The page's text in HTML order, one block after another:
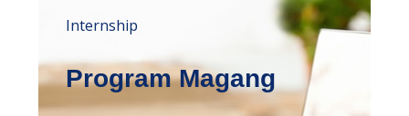
Internship
Program Magang